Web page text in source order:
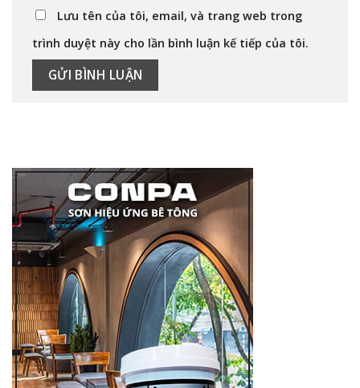
Lưu tên của tôi, email, và trang web trong
trình duyệt này cho lần bình luận kế tiếp của tôi.